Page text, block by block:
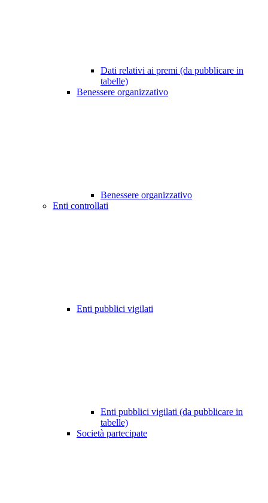
Dati relativi ai premi (da pubblicare in
tabelle)
Benessere organizzativo
Benessere organizzativo
Enti controllati
Enti pubblici vigilati
Enti pubblici vigilati (da pubblicare in
tabelle)
Società partecipate